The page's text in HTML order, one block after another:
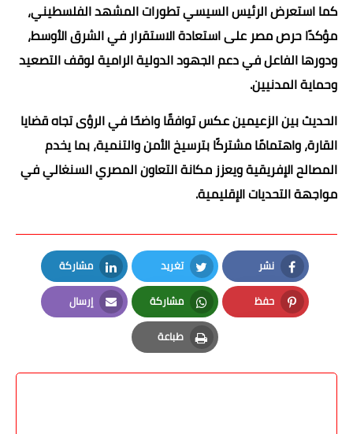
كما استعرض الرئيس السيسي تطورات المشهد الفلسطيني،
مؤكدًا حرص مصر على استعادة الاستقرار في الشرق الأوسط،
ودورها الفاعل في دعم الجهود الدولية الرامية لوقف التصعيد
وحماية المدنيين.
الحديث بين الزعيمين عكس توافقًا واضحًا في الرؤى تجاه قضايا
القارة، واهتمامًا مشتركًا بترسيخ الأمن والتنمية، بما يخدم
المصالح الإفريقية ويعزز مكانة التعاون المصري السنغالي في
مواجهة التحديات الإقليمية.
نشر
Facebook
تغريد
Twitter
مشاركة
LinkedIn
حفظ
Pinterest
مشاركة
Whatsapp
إرسال
Email
طباعة
Print